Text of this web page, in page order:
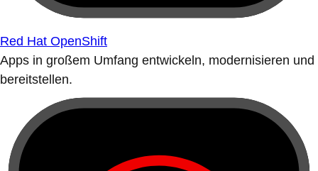
Red Hat OpenShift
Apps in großem Umfang entwickeln, modernisieren und
bereitstellen.